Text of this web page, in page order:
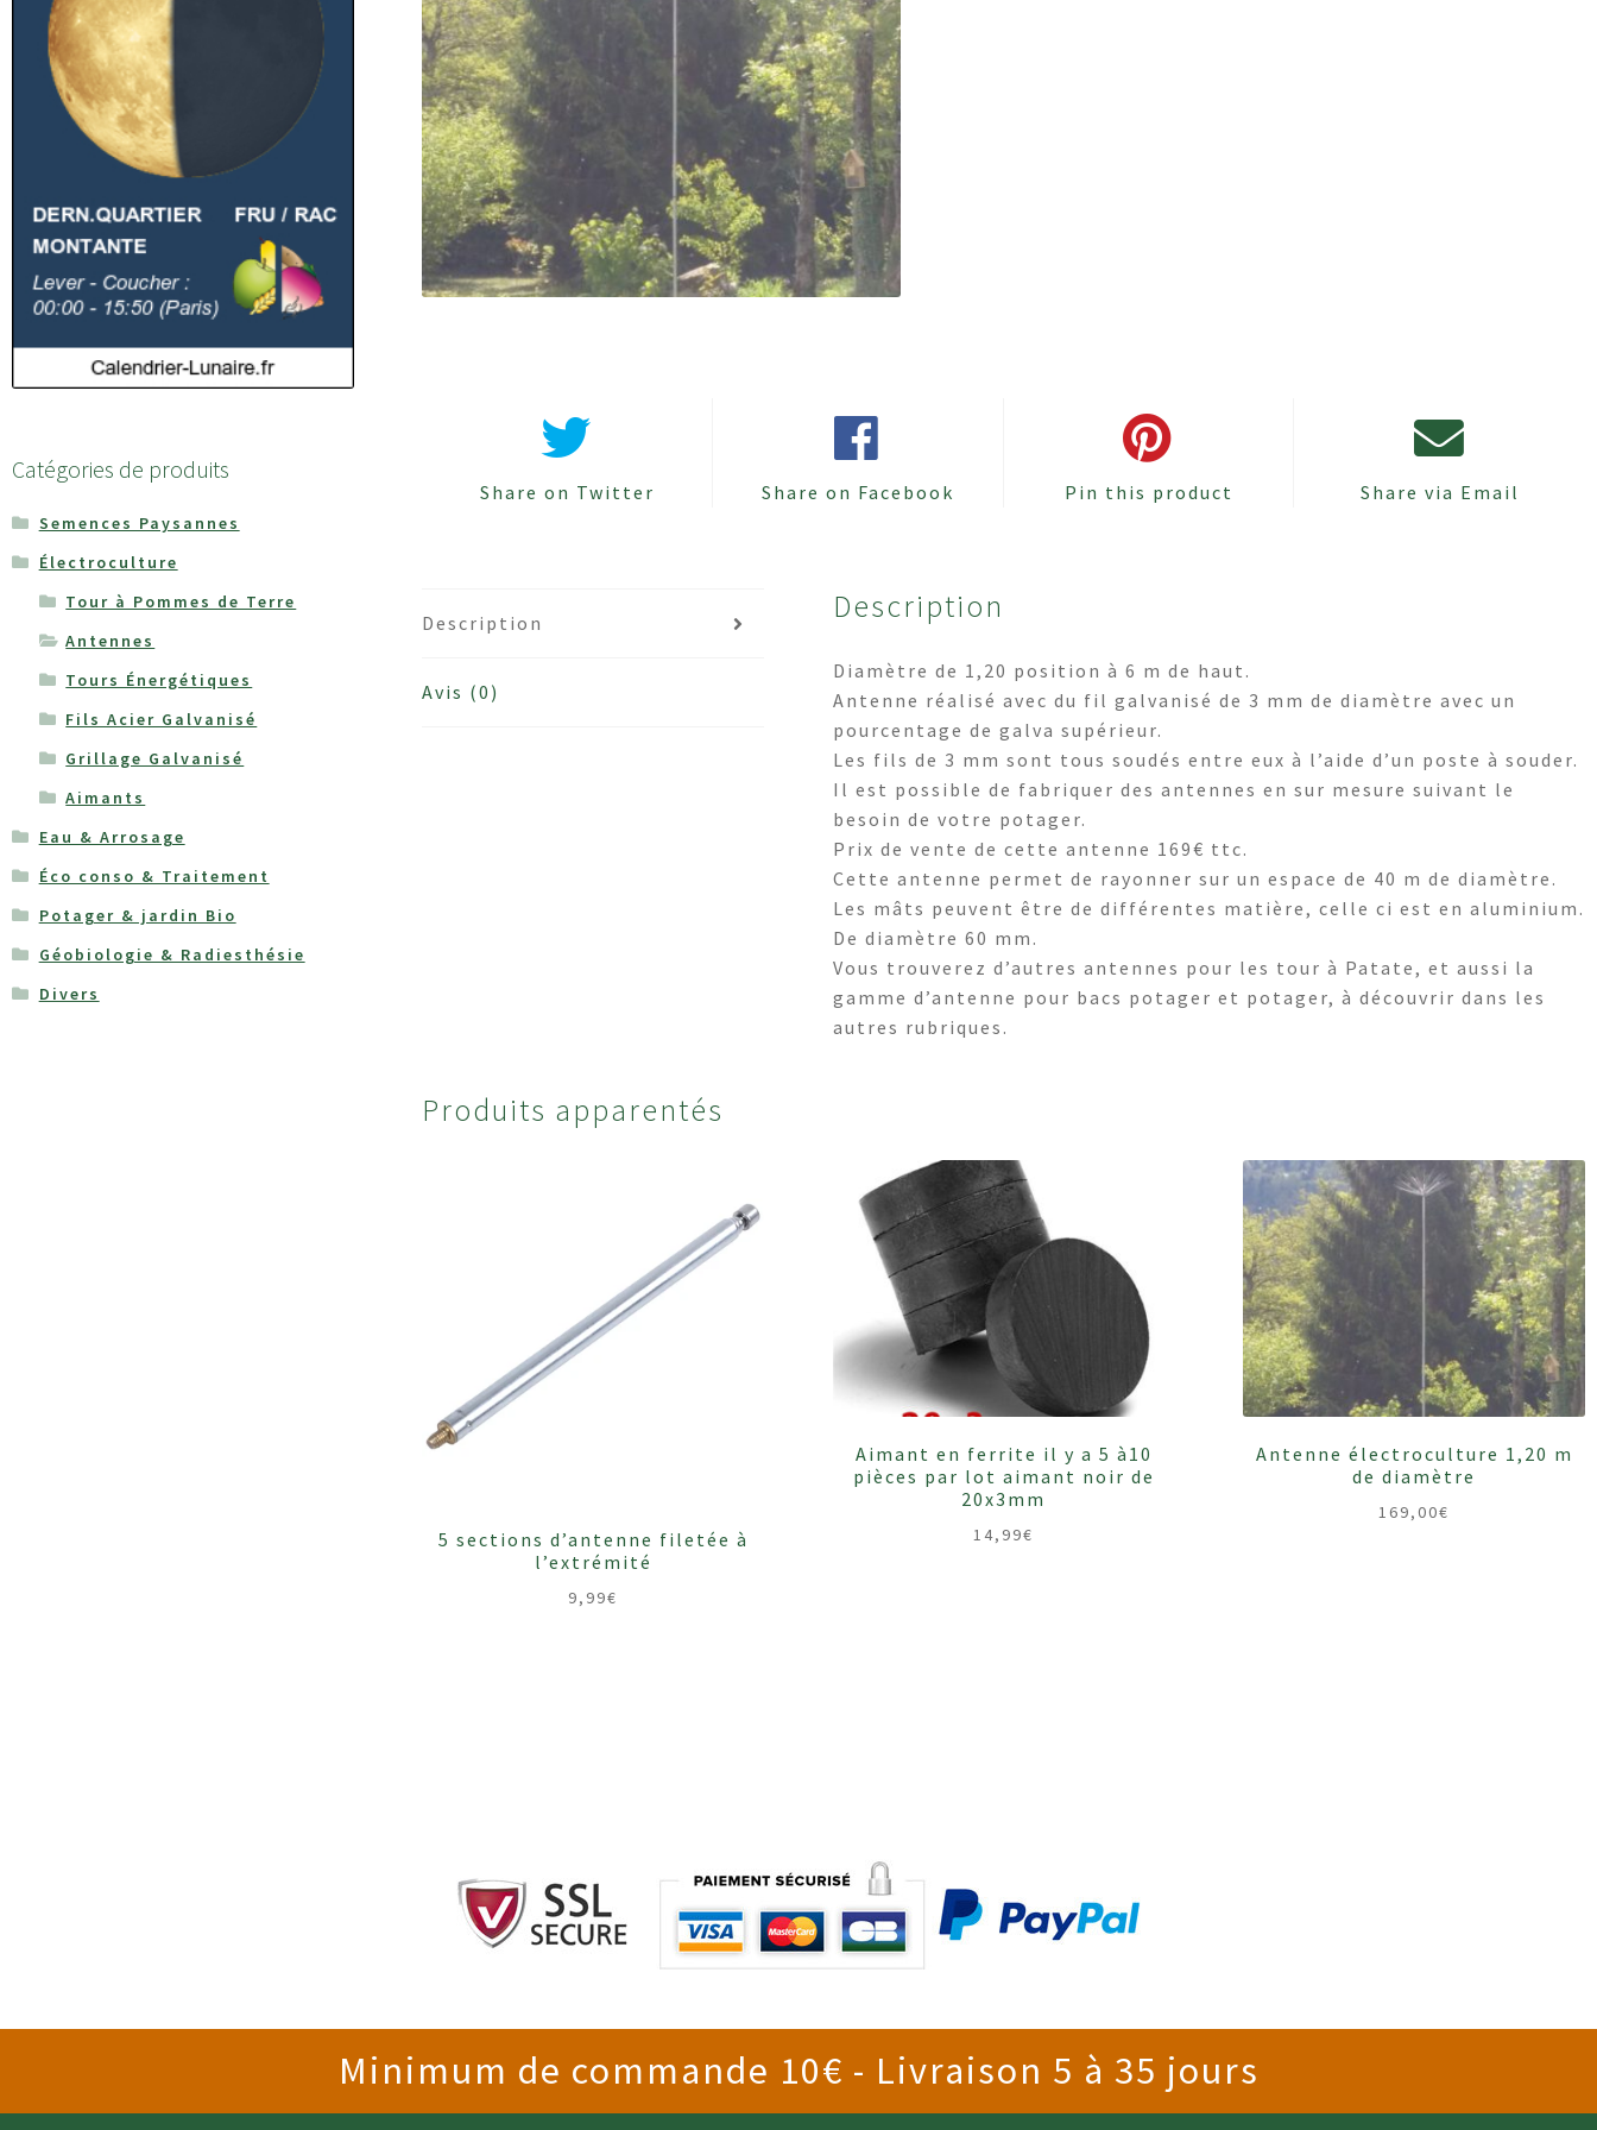
Share on Twitter Share on Facebook Pin this product Share via Email
Description
Avis (0)
Description
Diamètre de 1,20 position à 6 m de haut.
Antenne réalisé avec du fil galvanisé de 3 mm de diamètre avec un
pourcentage de galva supérieur.
Les fils de 3 mm sont tous soudés entre eux à l’aide d’un poste à souder.
Il est possible de fabriquer des antennes en sur mesure suivant le
besoin de votre potager.
Prix de vente de cette antenne 169€ ttc.
Cette antenne permet de rayonner sur un espace de 40 m de diamètre.
Les mâts peuvent être de différentes matière, celle ci est en aluminium.
De diamètre 60 mm.
Vous trouverez d’autres antennes pour les tour à Patate, et aussi la
gamme d’antenne pour bacs potager et potager, à découvrir dans les
autres rubriques.
Produits apparentés
5 sections d’antenne filetée à
l’extrémité
9,99€
Aimant en ferrite il y a 5 à10
pièces par lot aimant noir de
20x3mm
14,99€
Choix des options
Antenne électroculture 1,20 m
de diamètre
169,00€
Ajouter au panier
Catégories de produits
Semences Paysannes
Électroculture
Tour à Pommes de Terre
Antennes
Tours Énergétiques
Fils Acier Galvanisé
Grillage Galvanisé
Aimants
Eau & Arrosage
Éco conso & Traitement
Potager & jardin Bio
Géobiologie & Radiesthésie
Divers
Minimum de commande 10€ - Livraison 5 à 35 jours